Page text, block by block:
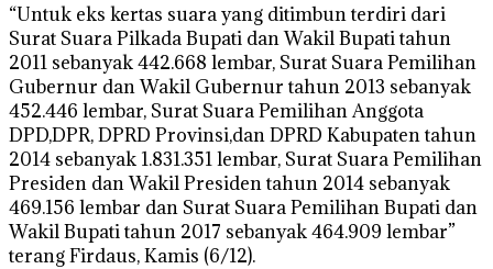
“Untuk eks kertas suara yang ditimbun terdiri dari
Surat Suara Pilkada Bupati dan Wakil Bupati tahun
2011 sebanyak 442.668 lembar, Surat Suara Pemilihan
Gubernur dan Wakil Gubernur tahun 2013 sebanyak
452.446 lembar, Surat Suara Pemilihan Anggota
DPD,DPR, DPRD Provinsi,dan DPRD Kabupaten tahun
2014 sebanyak 1.831.351 lembar, Surat Suara Pemilihan
Presiden dan Wakil Presiden tahun 2014 sebanyak
469.156 lembar dan Surat Suara Pemilihan Bupati dan
Wakil Bupati tahun 2017 sebanyak 464.909 lembar”
terang Firdaus, Kamis (6/12).